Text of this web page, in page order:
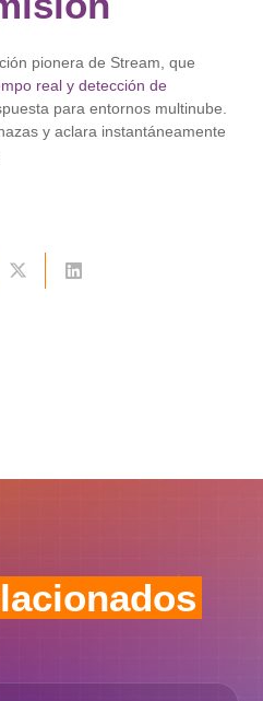
pionera de Stream, que
real y detección de
para entornos multinube.
y aclara instantáneamente